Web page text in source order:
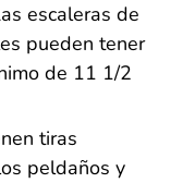
escaleras de
pueden tener
de 11 1/2
tiras
peldaños y